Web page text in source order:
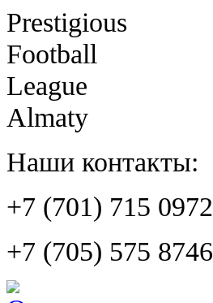
Prestigious
Football
League
Almaty
Наши контакты:
+7 (701) 715 0972
+7 (705) 575 8746